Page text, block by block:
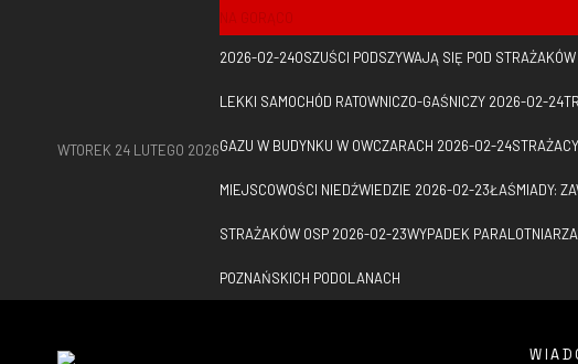
WTOREK 24 LUTEGO 2026
NA GORĄCO
2026-02-24OSZUŚCI PODSZYWAJĄ SIĘ POD
LEKKI SAMOCHÓD RATOWNICZO-GAŚNICZY 2026-02-24
GAZU W BUDYNKU W OWCZARACH 2026-02-24
MIEJSCOWOŚCI NIEDŹWIEDZIE 2026-02-23ŁAŚMIADY:
STRAŻAKÓW OSP 2026-02-23WYPADEK
POZNAŃSKICH PODOLANACH